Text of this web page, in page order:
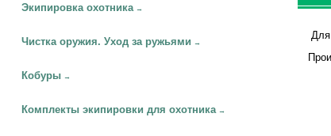
Экипировка охотника →
Чистка оружия. Уход за ружьями →
Кобуры →
Комплекты экипировки для охотника →